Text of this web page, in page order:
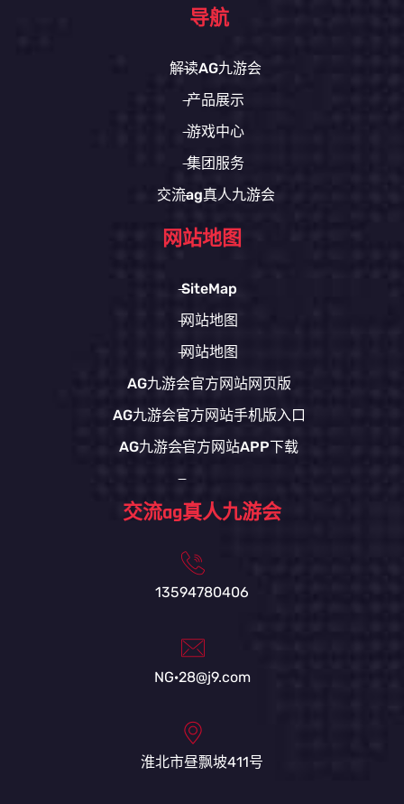
导航
解读AG九游会
产品展示
游戏中心
集团服务
交流ag真人九游会
网站地图
SiteMap
网站地图
网站地图
AG九游会官方网站网页版
AG九游会官方网站手机版入口
AG九游会官方网站APP下载
交流ag真人九游会
13594780406
NG·28@j9.com
淮北市昼飘坡411号